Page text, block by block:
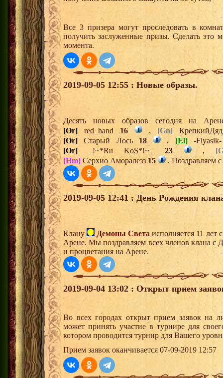
Все 3 призера могут проследовать в
получить заслуженные призы. Сделать это
момента.
2019-09-05 12:55 : Новые образы.
Десять новых образов сегодня на
[Or] red_hand 16 , [Gn]
[Or] Старый Лось 18 , [El]-
[Or] _!~*Ru KoS*!~_ 23 ,
[Hm] Серхио Аморалезз 15 . Поздравляем
2019-09-05 12:41 : День Рождения
Клану Демоны Света исполняется 11 лет
Арене. Мы поздравляем всех членов клана с
и процветания на Арене.
2019-09-04 13:02 : Открыт прием
Во всех городах открыт прием заявок на
может принять участие в турнире для
котором проводится турнир для Вашего
Прием заявок оканчивается 07-09-2019 12:57